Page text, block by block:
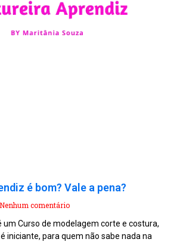
é bom? Vale a pena?
Nenhum comentário
Curso de modelagem corte e costura,
iniciante, para quem não sabe nada na